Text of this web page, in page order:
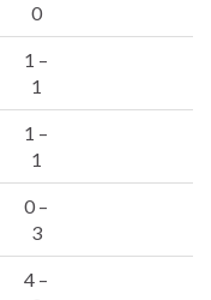
0
1 –
1
1 –
1
0 –
3
4 –